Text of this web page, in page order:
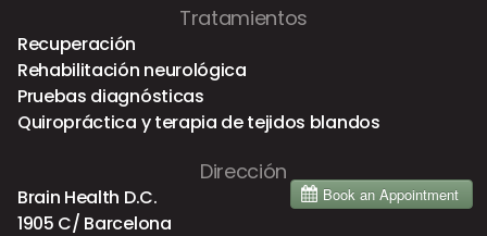
Tratamientos
Recuperación
Rehabilitación neurológica
Pruebas diagnósticas
Quiropráctica y terapia de tejidos blandos
Dirección
Brain Health D.C.
1905 C/ Barcelona